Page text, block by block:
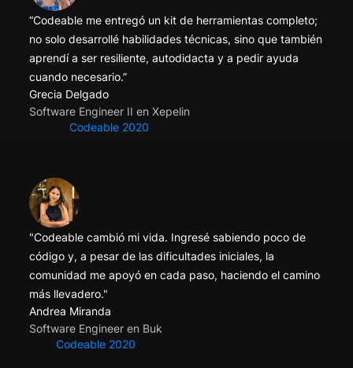
“Codeable me entregó un kit de herramientas completo;
no solo desarrollé habilidades técnicas, sino que también
aprendí a ser resiliente, autodidacta y a pedir ayuda
cuando necesario.”
Grecia Delgado
Software Engineer II en Xepelin
Codeable 2020
"Codeable cambió mi vida. Ingresé sabiendo poco de
código y, a pesar de las dificultades iniciales, la
comunidad me apoyó en cada paso, haciendo el camino
más llevadero."
Andrea Miranda
Software Engineer en Buk
Codeable 2020